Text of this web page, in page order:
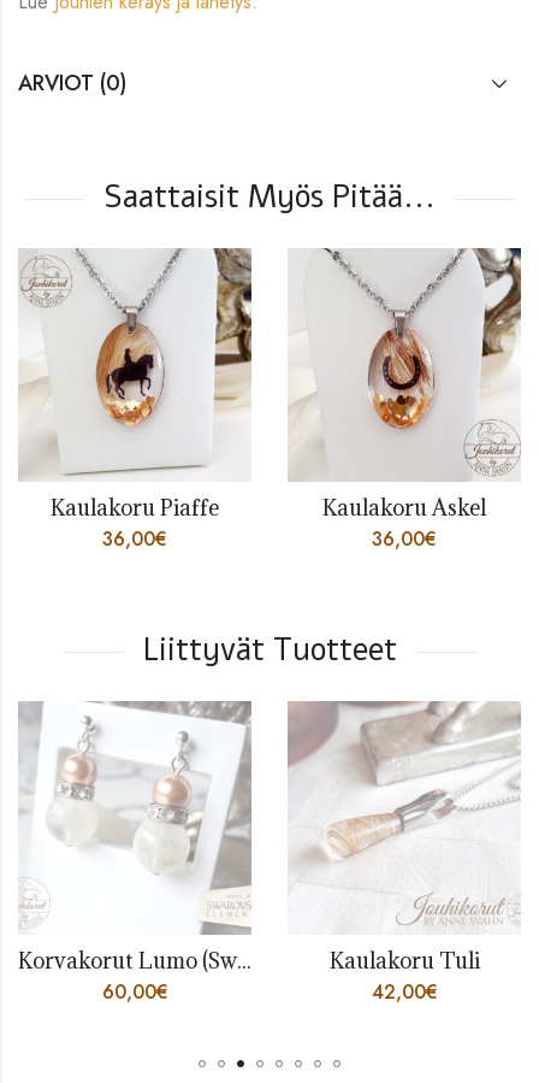
ARVIOT (0)
Saattaisit Myös Pitää...
Kaulakoru Piaffe
36,00€
Kaulakoru Askel
36,00€
Liittyvät Tuotteet
Korvakorut Lumo (Swarovski)
60,00€
Kaulakoru Tuli
42,00€